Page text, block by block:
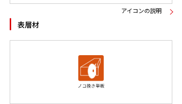
アイコンの説明
表層材